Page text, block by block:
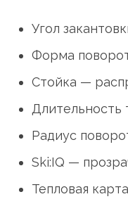
Угол
Форма
Стойка —
Длительность
Радиус
Ski:IQ —
Тепловая